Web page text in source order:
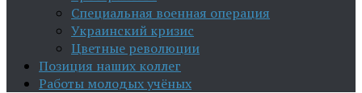
Специальная военная операция
Украинский кризис
Цветные революции
Позиция наших коллег
Работы молодых учёных